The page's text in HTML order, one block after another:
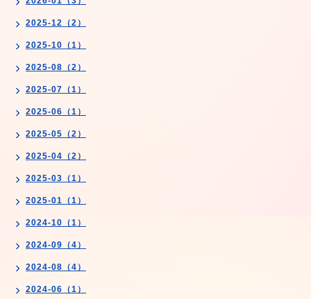
2025-12（2）
2025-10（1）
2025-08（2）
2025-07（1）
2025-06（1）
2025-05（2）
2025-04（2）
2025-03（1）
2025-01（1）
2024-10（1）
2024-09（4）
2024-08（4）
2024-06（1）